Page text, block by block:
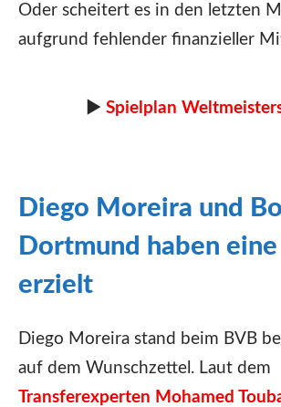
Oder scheitert es in den letzten
aufgrund fehlender finanzieller
► Spielplan
Diego Moreira und
Dortmund haben
erzielt
Diego Moreira stand beim BVB
auf dem Wunschzettel. Laut dem
Transferexperten Mohamed